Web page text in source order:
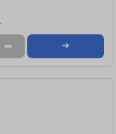
➦ ➜